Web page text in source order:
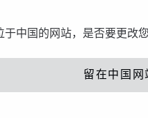
中国的网站，是否要更改您
留在中国网